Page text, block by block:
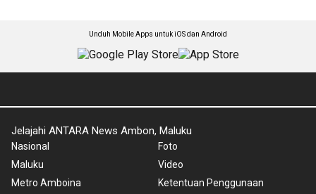
Unduh Mobile Apps untuk iOS dan Android
Jelajahi ANTARA News Ambon, Maluku
Nasional
Maluku
Metro Amboina
Foto
Video
Ketentuan Penggunaan